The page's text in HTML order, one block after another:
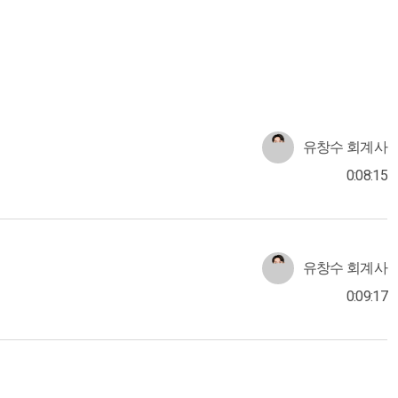
유창수 회계사
0:08:15
유창수 회계사
0:09:17